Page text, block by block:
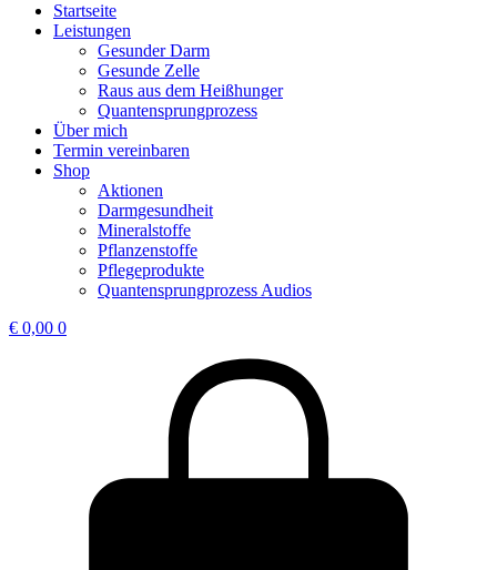
Startseite
Leistungen
Gesunder Darm
Gesunde Zelle
Raus aus dem Heißhunger
Quantensprungprozess
Über mich
Termin vereinbaren
Shop
Aktionen
Darmgesundheit
Mineralstoffe
Pflanzenstoffe
Pflegeprodukte
Quantensprungprozess Audios
€ 0,00 0